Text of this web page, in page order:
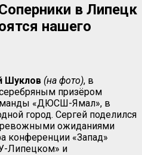
в Липецк
нашего
Шуклов (на фото), в
призёром
«ДЮСШ-Ямал», в
город. Сергей поделился
ожиданиями
конференции «Запад»
Липецком» и